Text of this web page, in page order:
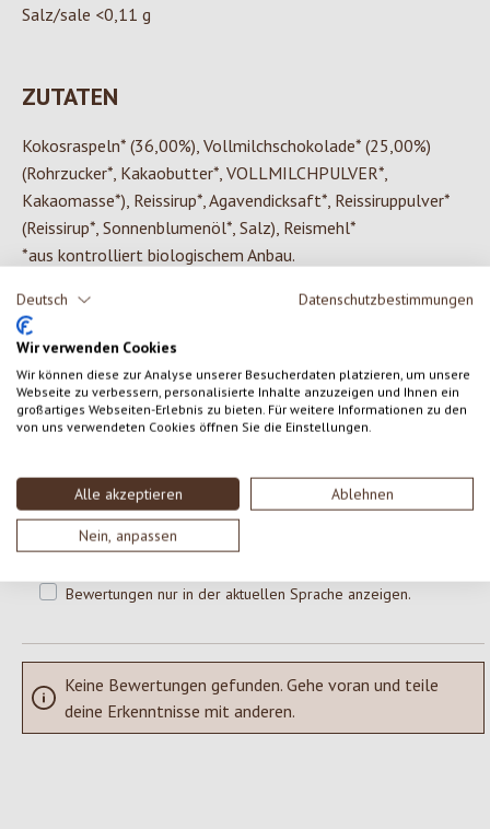
Deutsch Datenschutzbestimmungen
Wir verwenden Cookies
Wir können diese zur Analyse unserer Besucherdaten platzieren, um unsere
Webseite zu verbessern, personalisierte Inhalte anzuzeigen und Ihnen ein
großartiges Webseiten-Erlebnis zu bieten. Für weitere Informationen zu den
von uns verwendeten Cookies öffnen Sie die Einstellungen.
Alle akzeptieren Ablehnen
Nein, anpassen
Salz/sale <0,11 g
ZUTATEN
Kokosraspeln* (36,00%), Vollmilchschokolade* (25,00%)
(Rohrzucker*, Kakaobutter*, VOLLMILCHPULVER*,
Kakaomasse*), Reissirup*, Agavendicksaft*, Reissiruppulver*
(Reissirup*, Sonnenblumenöl*, Salz), Reismehl*
*aus kontrolliert biologischem Anbau.
Durchschnittliche Bewertung von 0 von 5 Sternen
Gib eine Bewertung ab!
Teile deine Erfahrungen mit dem Produkt mit anderen Kunden.
SCHREIBE EINE BEWERTUNG
Bewertungen nur in der aktuellen Sprache anzeigen.
Keine Bewertungen gefunden. Gehe voran und teile
deine Erkenntnisse mit anderen.